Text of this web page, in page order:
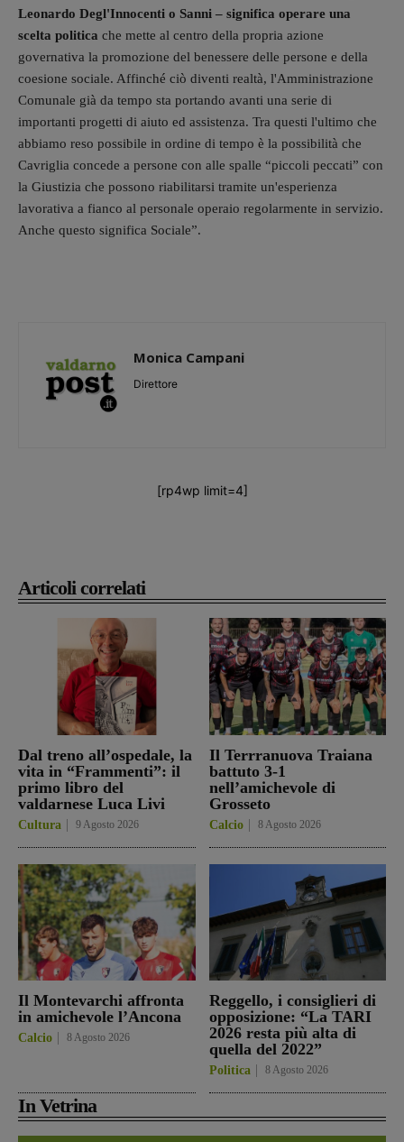
Articoli correlati
Dal treno all’ospedale, la
vita in “Frammenti”: il
primo libro del
valdarnese Luca Livi
Cultura 9 Agosto 2026
Il Terrranuova Traiana
battuto 3-1
nell’amichevole di
Grosseto
Calcio 8 Agosto 2026
Il Montevarchi affronta
in amichevole l’Ancona
Calcio 8 Agosto 2026
Reggello, i consiglieri di
opposizione: “La TARI
2026 resta più alta di
quella del 2022”
Politica 8 Agosto 2026
In Vetrina
Leonardo Degl'Innocenti o Sanni – significa operare una
scelta politica che mette al centro della propria azione
governativa la promozione del benessere delle persone e della
coesione sociale. Affinché ciò diventi realtà, l'Amministrazione
Comunale già da tempo sta portando avanti una serie di
importanti progetti di aiuto ed assistenza. Tra questi l'ultimo che
abbiamo reso possibile in ordine di tempo è la possibilità che
Cavriglia concede a persone con alle spalle “piccoli peccati” con
la Giustizia che possono riabilitarsi tramite un'esperienza
lavorativa a fianco al personale operaio regolarmente in servizio.
Anche questo significa Sociale”.
Monica Campani
Direttore
[rp4wp limit=4]